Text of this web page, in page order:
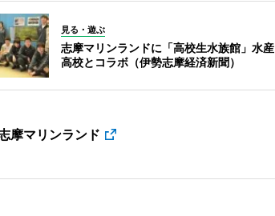
見る・遊ぶ
志摩マリンランドに「高校生水族館」水産
高校とコラボ（伊勢志摩経済新聞）
摩マリンランド